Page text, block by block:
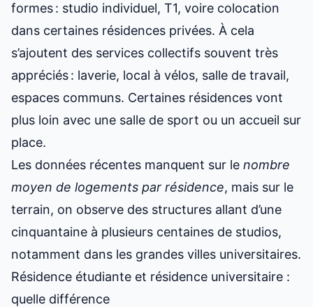
formes : studio individuel, T1, voire colocation
dans certaines résidences privées. À cela
s’ajoutent des services collectifs souvent très
appréciés : laverie, local à vélos, salle de travail,
espaces communs. Certaines résidences vont
plus loin avec une salle de sport ou un accueil sur
place.
Les données récentes manquent sur le nombre
moyen de logements par résidence, mais sur le
terrain, on observe des structures allant d’une
cinquantaine à plusieurs centaines de studios,
notamment dans les grandes villes universitaires.
Résidence étudiante et résidence universitaire :
quelle différence